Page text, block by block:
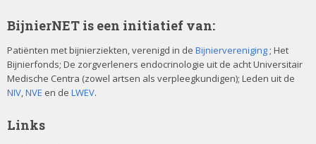
t
v
e
l
d
l
e
BijnierNET is een initiatief van:
Patiënten met bijnierziekten, verenigd in de Bijniervereniging ; Het
Bijnierfonds; De zorgverleners endocrinologie uit de acht Universitair
Medische Centra (zowel artsen als verpleegkundigen); Leden uit de
NIV,NVE en de LWEV.
Links